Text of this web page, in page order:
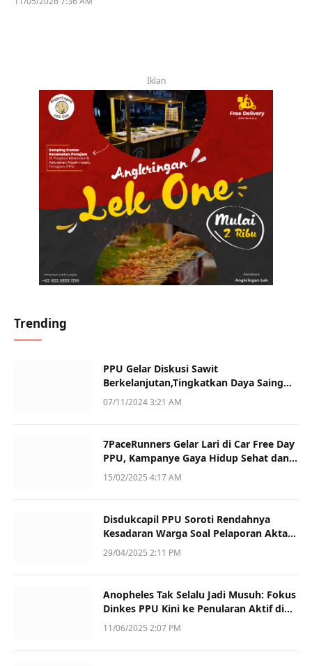
Iklan
Trending
PPU Gelar Diskusi Sawit
Berkelanjutan,Tingkatkan Daya Saing
dan Kualitas
07/11/2024 3:21 AM
7PaceRunners Gelar Lari di Car Free Day
PPU, Kampanye Gaya Hidup Sehat dan
Dukung UMKM
15/02/2025 4:17 AM
Disdukcapil PPU Soroti Rendahnya
Kesadaran Warga Soal Pelaporan Akta
Kematian
29/04/2025 2:11 PM
Anopheles Tak Selalu Jadi Musuh: Fokus
Dinkes PPU Kini ke Penularan Aktif di
Sotek
11/06/2025 2:07 PM